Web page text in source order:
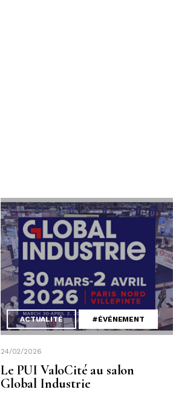
ACTUALITÉ #ÉVÉNEMENT
24/02/2026
Le PUI ValoCité au salon
Global Industrie